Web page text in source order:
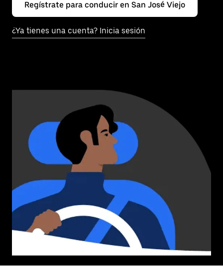
Regístrate para conducir en San José Viejo
¿Ya tienes una cuenta? Inicia sesión